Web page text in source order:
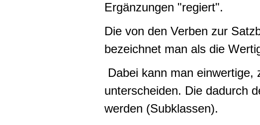
Ergänzungen "regiert".
Die von den Verben zur
bezeichnet man als die
Dabei kann man einwertige,
unterscheiden. Die dadurch
werden (Subklassen).